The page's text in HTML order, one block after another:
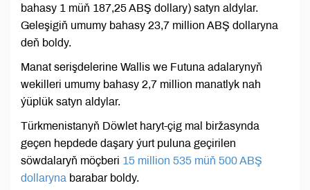
bahasy 1 müň 187,25 ABŞ dollary) satyn aldylar.
Geleşigiň umumy bahasy 23,7 million ABŞ dollaryna
deň boldy.
Manat serişdelerine Wallis we Futuna adalarynyň
wekilleri umumy bahasy 2,7 million manatlyk nah
ýüplük satyn aldylar.
Türkmenistanyň Döwlet haryt-çig mal biržasynda
geçen hepdede daşary ýurt puluna geçirilen
söwdalaryň möçberi 15 million 535 müň 500 ABŞ
dollaryna barabar boldy.